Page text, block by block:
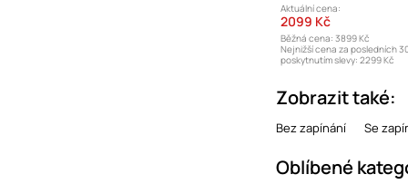
Aktuální cena:
2099 Kč
Běžná cena: 3899 Kč
Nejnižší cena za posledních
poskytnutím slevy: 2299 Kč
Zobrazit také:
Bez zapínání Se
Oblíbené